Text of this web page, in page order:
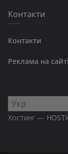
Контакти
Контакти
Реклама на сайті
Вибрати
мову
Хостинг —